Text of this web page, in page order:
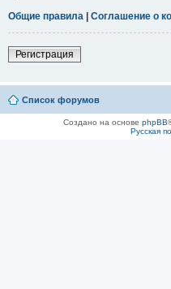
Общие правила | Соглашение о
Регистрация
Список форумов
Создано на основе phpBB
Русская